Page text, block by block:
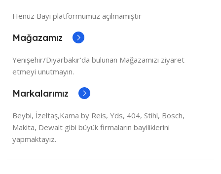
Henüz Bayi platformumuz açılmamıştır
Mağazamız
Yenişehir/Diyarbakır'da bulunan Mağazamızı ziyaret
etmeyi unutmayın.
Markalarımız
Beybi, İzeltaş,Kama by Reis, Yds, 404, Stihl, Bosch,
Makita, Dewalt gibi büyük firmaların bayiliklerini
yapmaktayız.